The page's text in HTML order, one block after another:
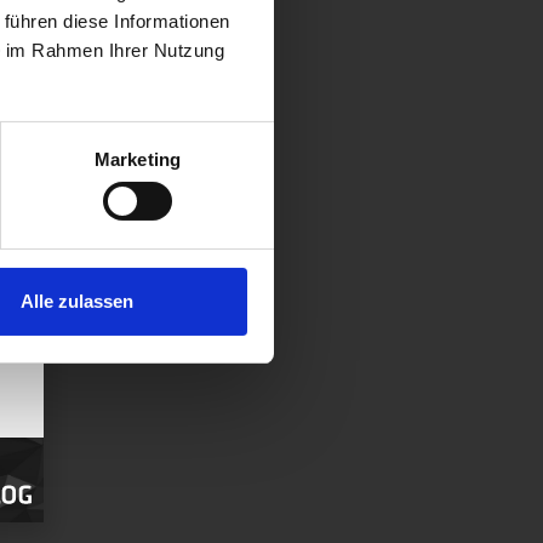
diese Informationen
Rahmen Ihrer Nutzung
Marketing
Alle zulassen